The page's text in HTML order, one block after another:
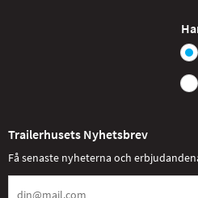
Trailerhusets Nyhetsbrev
Få senaste nyheterna och